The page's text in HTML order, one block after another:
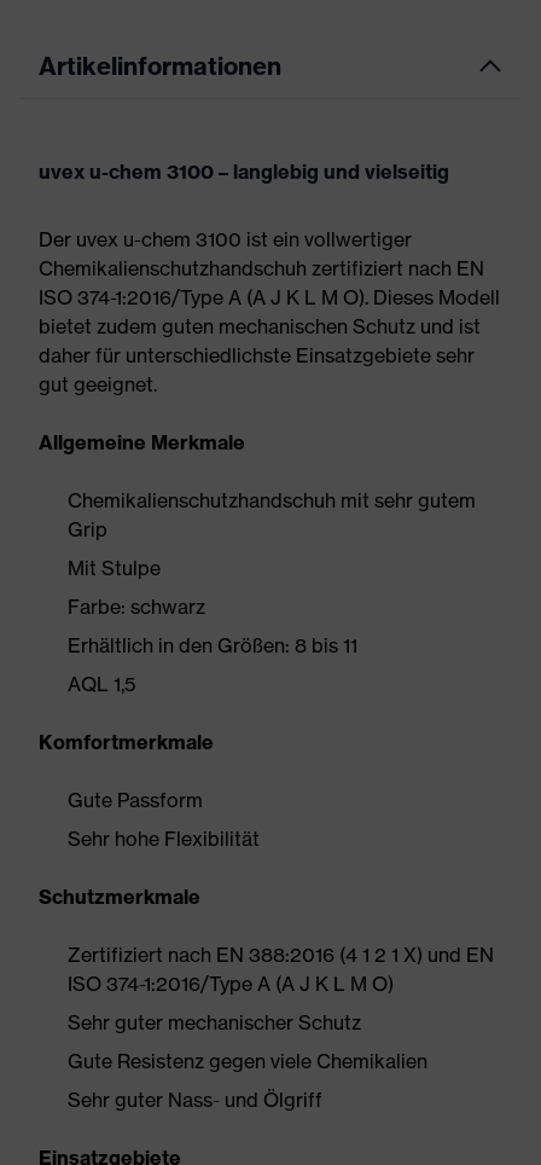
Artikelinformationen
uvex u-chem 3100 – langlebig und vielseitig
Der uvex u-chem 3100 ist ein vollwertiger
Chemikalienschutzhandschuh zertifiziert nach EN
ISO 374-1:2016/Type A (A J K L M O). Dieses Modell
bietet zudem guten mechanischen Schutz und ist
daher für unterschiedlichste Einsatzgebiete sehr
gut geeignet.
Allgemeine Merkmale
Chemikalienschutzhandschuh mit sehr gutem
Grip
Mit Stulpe
Farbe: schwarz
Erhältlich in den Größen: 8 bis 11
AQL 1,5
Komfortmerkmale
Gute Passform
Sehr hohe Flexibilität
Schutzmerkmale
Zertifiziert nach EN 388:2016 (4 1 2 1 X) und EN
ISO 374-1:2016/Type A (A J K L M O)
Sehr guter mechanischer Schutz
Gute Resistenz gegen viele Chemikalien
Sehr guter Nass- und Ölgriff
Einsatzgebiete